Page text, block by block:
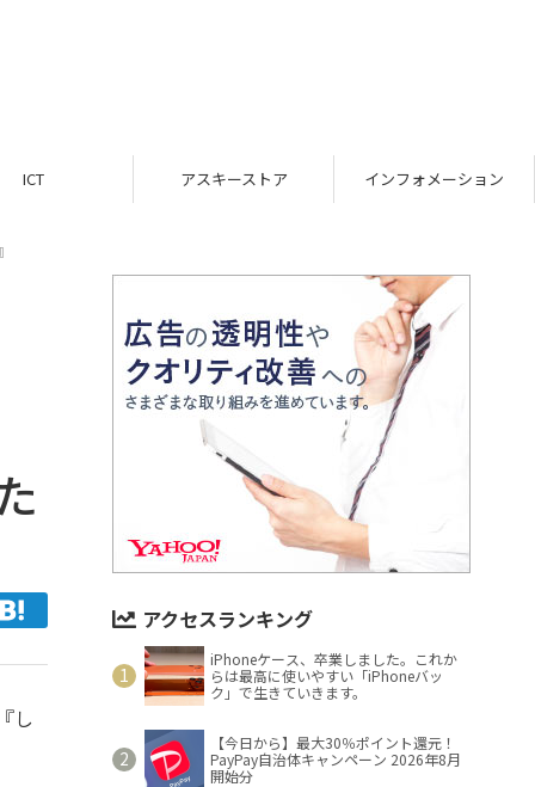
アスキーストア インフォメーション
し
アクセスランキング
iPhoneケース、卒業しました。これか
らは最高に使いやすい「iPhoneバッ
ク」で生きていきます。
【今日から】最大30％ポイント還元！
PayPay自治体キャンペーン 2026年8月
開始分